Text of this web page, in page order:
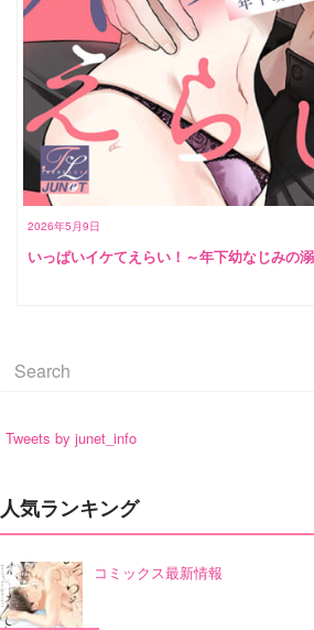
2026年5月9日
いっぱいイケてえらい！～年下幼なじみの
Tweets by junet_info
人気ランキング
コミックス最新情報